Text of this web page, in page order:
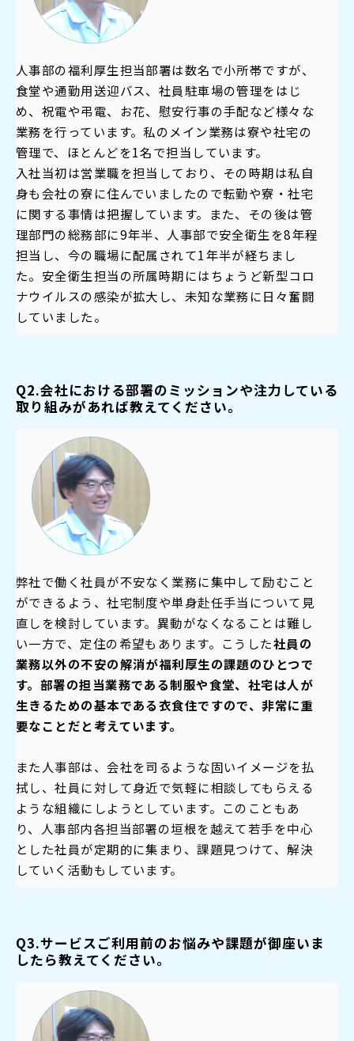
人事部の福利厚生担当部署は数名で小所帯ですが、
食堂や通勤用送迎バス、社員駐車場の管理をはじ
め、祝電や弔電、お花、慰安行事の手配など様々な
業務を行っています。私のメイン業務は寮や社宅の
管理で、ほとんどを1名で担当しています。
入社当初は営業職を担当しており、その時期は私自
身も会社の寮に住んでいましたので転勤や寮・社宅
に関する事情は把握しています。また、その後は管
理部門の総務部に9年半、人事部で安全衛生を8年程
担当し、今の職場に配属されて1年半が経ちまし
た。安全衛生担当の所属時期にはちょうど新型コロ
ナウイルスの感染が拡大し、未知な業務に日々奮闘
していました。
Q2.会社における部署のミッションや注力している
取り組みがあれば教えてください。
弊社で働く社員が不安なく業務に集中して励むこと
ができるよう、社宅制度や単身赴任手当について見
直しを検討しています。異動がなくなることは難し
い一方で、定住の希望もあります。こうした社員の
業務以外の不安の解消が福利厚生の課題のひとつで
す。 部署の担当業務である制服や食堂、社宅は人が
生きるための基本である衣食住ですので、非常に重
要なことだと考えています。
また人事部は、会社を司るような固いイメージを払
拭し、社員に対して身近で気軽に相談してもらえる
ような組織にしようとしています。このこともあ
り、人事部内各担当部署の垣根を越えて若手を中心
とした社員が定期的に集まり、課題見つけて、解決
していく活動もしています。
Q3.サービスご利用前のお悩みや課題が御座いま
したら教えてください。